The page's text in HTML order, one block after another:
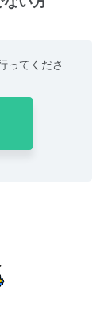
ってくださ